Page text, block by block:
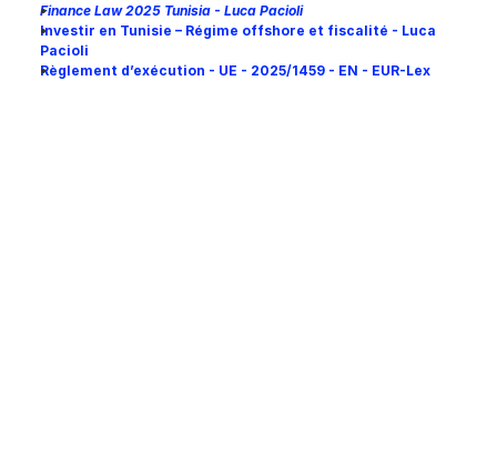
Finance Law 2025 Tunisia - Luca Pacioli
Investir en Tunisie – Régime offshore et fiscalité - Luca
Pacioli
Règlement d’exécution - UE - 2025/1459 - EN - EUR-Lex